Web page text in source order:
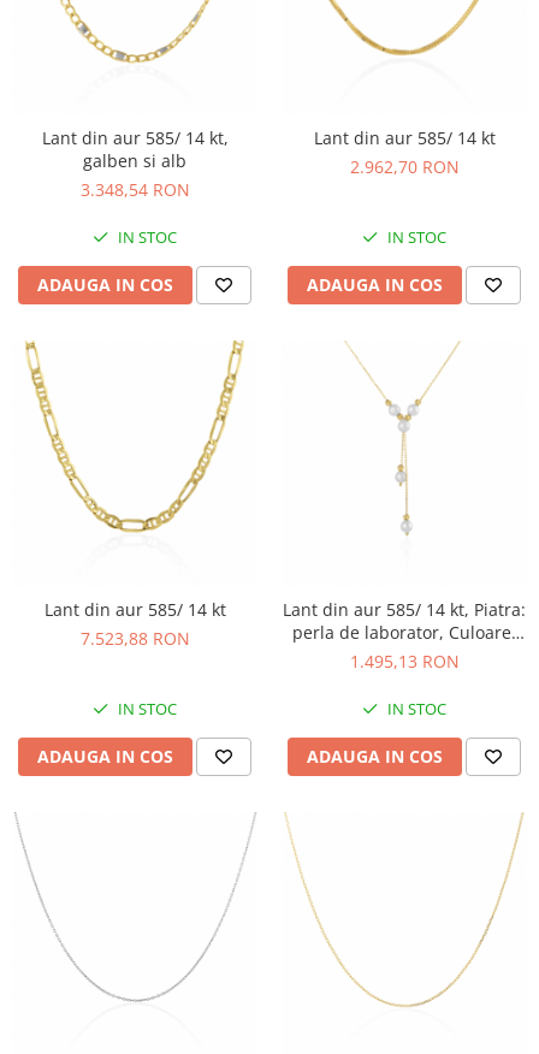
Lant din aur 585/ 14 kt,
galben si alb
3.348,54 RON
IN STOC
ADAUGA IN COS
Lant din aur 585/ 14 kt
2.962,70 RON
IN STOC
ADAUGA IN COS
Lant din aur 585/ 14 kt
7.523,88 RON
IN STOC
ADAUGA IN COS
Lant din aur 585/ 14 kt, Piatra:
perla de laborator, Culoare:
alb
1.495,13 RON
IN STOC
ADAUGA IN COS